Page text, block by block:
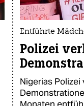
Entführte
Polizei
Nigerias